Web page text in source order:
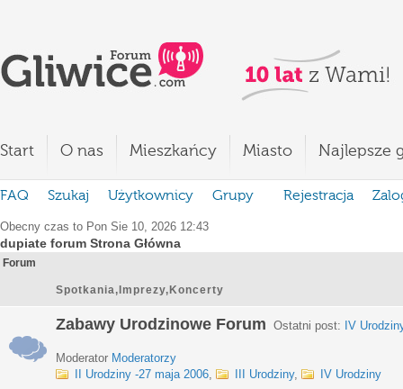
Start O nas Mieszkańcy Miasto Najlepsze
FAQ Szukaj Użytkownicy Grupy Rejestracja
Obecny czas to Pon Sie 10, 2026 12:43
dupiate forum Strona Główna
Forum
Spotkania,Imprezy,Koncerty
Zabawy Urodzinowe Forum Ostatni post: IV
Moderator Moderatorzy
II Urodziny -27 maja 2006, III Urodziny, IV Urodziny